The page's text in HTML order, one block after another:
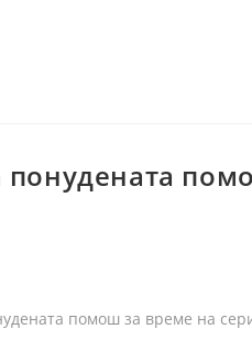
понудената
помош за време на